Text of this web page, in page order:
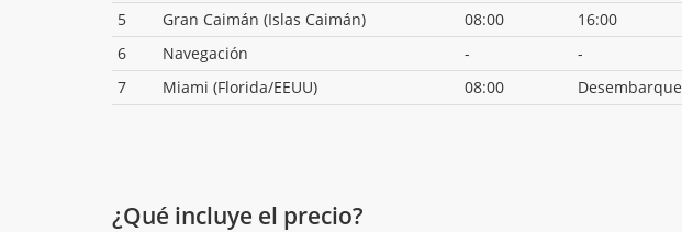
5
Gran Caimán (Islas Caimán) 08:00
16:00
6
Navegación -
-
7
Miami (Florida/EEUU) 08:00 Desembarque
¿Qué incluye el precio?